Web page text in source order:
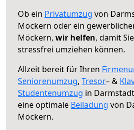
Ob ein Privatumzug von
Möckern oder ein
Möckern, wir helfen, damit
stressfrei umziehen können.
Allzeit bereit für Ihren
Seniorenumzug, Tresor– &
Studentenumzug in
eine optimale Beiladung von
Möckern.